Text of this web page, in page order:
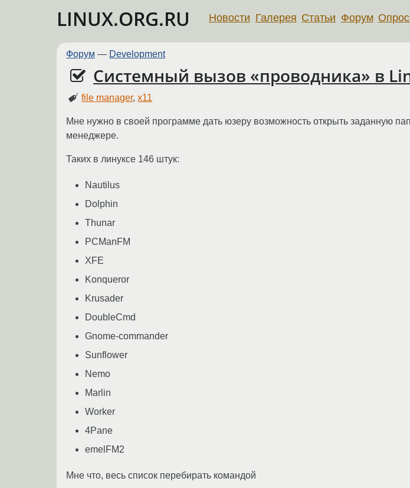
LINUX.ORG.RU Новости Галерея Статьи Форум
Форум — Development
Системный вызов «проводника» в
file manager,x11
Мне нужно в своей программе дать юзеру возможность открыть заданную
менеджере.
Таких в линуксе 146 штук:
Nautilus
Dolphin
Thunar
PCManFM
XFE
Konqueror
Krusader
DoubleCmd
Gnome-commander
Sunflower
Nemo
Marlin
Worker
4Pane
emelFM2
Мне что, весь список перебирать командой